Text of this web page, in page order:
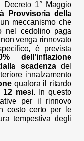
1° Maggio
Provvisoria della
meccanismo che
nel cedolino paga
venga rinnovato
è prevista
dell’inflazione
scadenzadel
innalzamento
qualora il ritardo
12 mesi. In questo
per il rinnovo
costo certo per le
tempestiva degli